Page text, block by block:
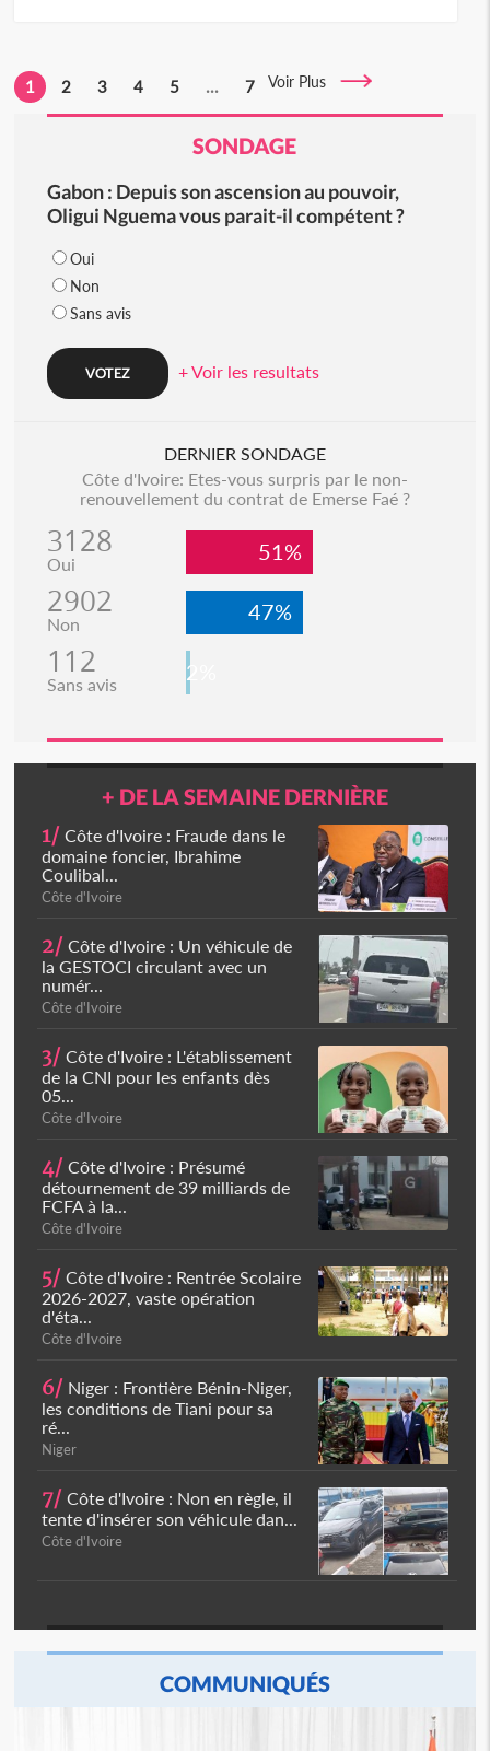
1 2 3 4 5 ... 7 Voir Plus
SONDAGE
Gabon : Depuis son ascension au pouvoir,
Oligui Nguema vous parait-il compétent ?
Oui
Non
Sans avis
+ Voir les resultats
DERNIER SONDAGE
Côte d'Ivoire: Etes-vous surpris par le non-
renouvellement du contrat de Emerse Faé ?
3128
Oui 51%
2902
Non 47%
112
Sans avis 2%
+ DE LA SEMAINE DERNIÈRE
1/ Côte d'Ivoire : Fraude dans le
domaine foncier, Ibrahime
Coulibal...
Côte d'Ivoire
2/ Côte d'Ivoire : Un véhicule de
la GESTOCI circulant avec un
numér...
Côte d'Ivoire
3/ Côte d'Ivoire : L'établissement
de la CNI pour les enfants dès
05...
Côte d'Ivoire
4/ Côte d'Ivoire : Présumé
détournement de 39 milliards de
FCFA à la...
Côte d'Ivoire
5/ Côte d'Ivoire : Rentrée Scolaire
2026-2027, vaste opération
d'éta...
Côte d'Ivoire
6/ Niger : Frontière Bénin-Niger,
les conditions de Tiani pour sa
ré...
Niger
7/ Côte d'Ivoire : Non en règle, il
tente d'insérer son véhicule dan...
Côte d'Ivoire
COMMUNIQUÉS